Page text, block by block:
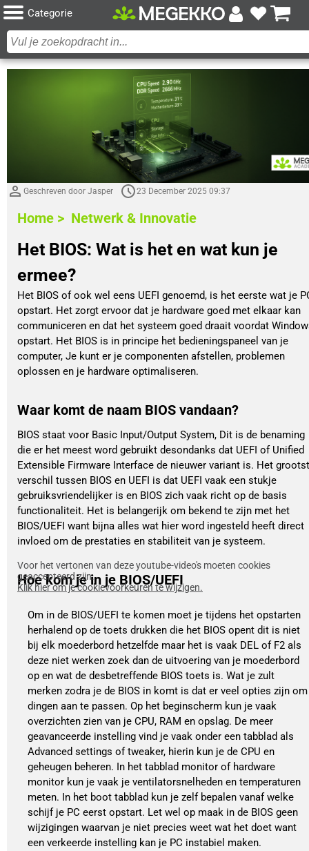
Categorie
Geschreven door Jasper 23 December 2025 09:37
Home > Netwerk & Innovatie
Het BIOS: Wat is het en wat kun je
ermee?
Het BIOS of ook wel eens UEFI genoemd, is het eerste wat je
opstart. Het zorgt ervoor dat je hardware goed met elkaar kan
communiceren en dat het systeem goed draait voordat
opstart. Het BIOS is in principe het bedieningspaneel van je
computer, Je kunt er je componenten afstellen, problemen
oplossen en je hardware optimaliseren.
Waar komt de naam BIOS vandaan?
BIOS staat voor Basic Input/Output System, Dit is de benaming
die er het meest word gebruikt desondanks dat UEFI of Unified
Extensible Firmware Interface de nieuwer variant is. Het
verschil tussen BIOS en UEFI is dat UEFI vaak een stukje
gebruiksvriendelijker is en BIOS zich vaak richt op de basis
functionaliteit. Het is belangerijk om bekend te zijn met het
BIOS/UEFI want bijna alles wat hier word ingesteld heeft direct
invloed om de prestaties en stabiliteit van je systeem.
Hoe kom je in je BIOS/UEFI
Om in de BIOS/UEFI te komen moet je tijdens het opstarten
herhalend op de toets drukken die het BIOS opent dit is niet
bij elk moederbord hetzelfde maar het is vaak DEL of F2 als
deze niet werken zoek dan de uitvoering van je moederbord
op en wat de desbetreffende BIOS toets is. Wat je zult
merken zodra je de BIOS in komt is dat er veel opties zijn om
dingen aan te passen. Op het beginscherm kun je vaak
overzichten zien van je CPU, RAM en opslag. De meer
geavanceerde instelling vind je vaak onder een tabblad als
Advanced settings of tweaker, hierin kun je de CPU en
geheugen beheren. In het tabblad monitor of hardware
monitor kun je vaak je ventilatorsnelheden en temperaturen
meten. In het boot tabblad kun je zelf bepalen vanaf welke
schijf je PC eerst opstart. Let wel op maak in de BIOS geen
wijzigingen waarvan je niet precies weet wat het doet want
een verkeerde instelling kan je PC instabiel maken.
Voor het vertonen van deze youtube-video's moeten cookies
geaccepteerd zijn.
Klik hier om je cookievoorkeuren te wijzigen.